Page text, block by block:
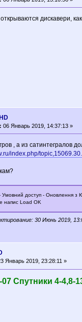
дискавери,
06 Январь 2019, 14:37:13 »
, а из сатинтегралов
index.php/
Умовний доступ - Оновлення з
напис Load OK
30 Июнь 2019,
Январь 2019, 23:28:11 »
Спутники 4-4,8-